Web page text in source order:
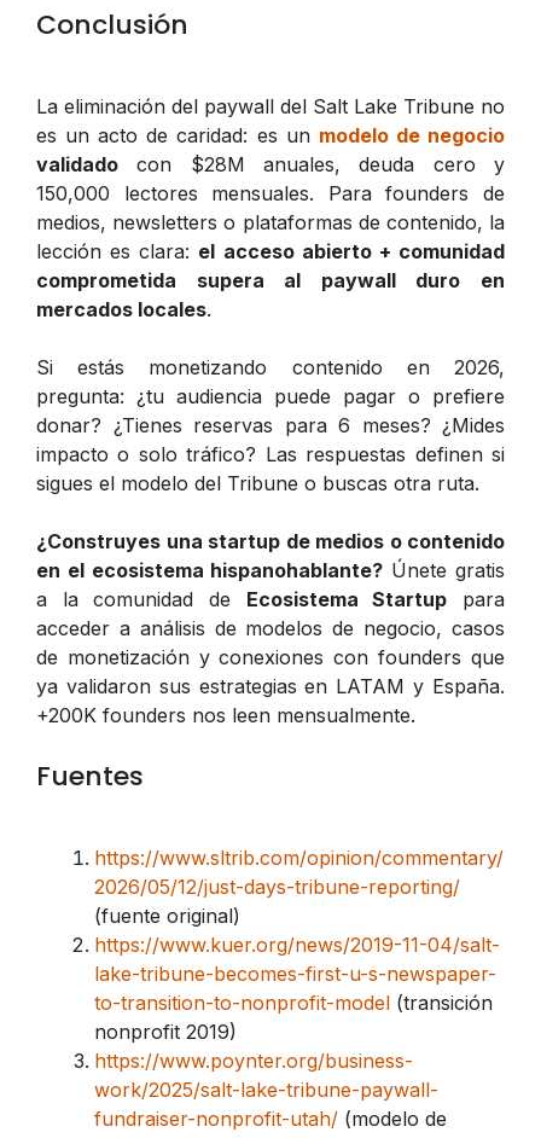
Conclusión
La eliminación del paywall del Salt Lake Tribune no
es un acto de caridad: es un modelo de negocio
validado con $28M anuales, deuda cero y
150,000 lectores mensuales. Para founders de
medios, newsletters o plataformas de contenido, la
lección es clara: el acceso abierto + comunidad
comprometida supera al paywall duro en
mercados locales.
Si estás monetizando contenido en 2026,
pregunta: ¿tu audiencia puede pagar o prefiere
donar? ¿Tienes reservas para 6 meses? ¿Mides
impacto o solo tráfico? Las respuestas definen si
sigues el modelo del Tribune o buscas otra ruta.
¿Construyes una startup de medios o contenido
en el ecosistema hispanohablante? Únete gratis
a la comunidad de Ecosistema Startup para
acceder a análisis de modelos de negocio, casos
de monetización y conexiones con founders que
ya validaron sus estrategias en LATAM y España.
+200K founders nos leen mensualmente.
Fuentes
https://www.sltrib.com/opinion/commentary/
2026/05/12/just-days-tribune-reporting/
(fuente original)
https://www.kuer.org/news/2019-11-04/salt-
lake-tribune-becomes-first-u-s-newspaper-
to-transition-to-nonprofit-model (transición
nonprofit 2019)
https://www.poynter.org/business-
work/2025/salt-lake-tribune-paywall-
fundraiser-nonprofit-utah/ (modelo de